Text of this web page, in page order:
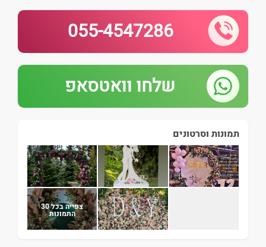
055-4547286
שלחו וואטסאפ
תמונות וסרטונים
צפייה בכל 30
התמונות